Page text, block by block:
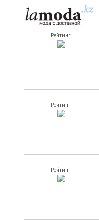
Рейтинг:
Рейтинг:
Рейтинг: